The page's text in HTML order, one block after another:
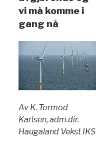
vi må komme i
gang nå
Av K. Tormod
Karlsen, adm.dir.
Haugaland Vekst IKS